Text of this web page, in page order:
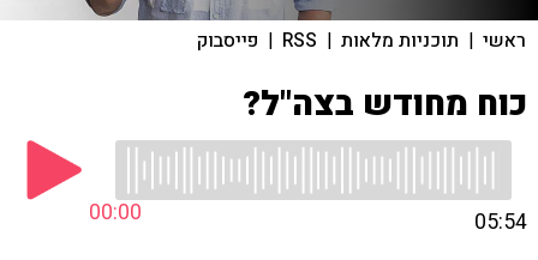
ראשי | תוכניות מלאות |
RSS
| פייסבוק
כוח מחודש בצה"ל?
00:00 05:54